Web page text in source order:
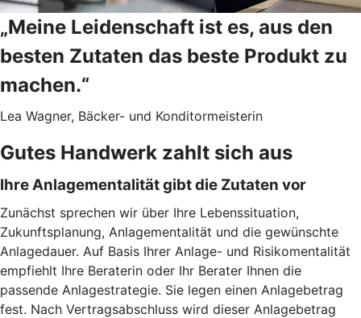
„Meine Leidenschaft ist es, aus den
besten Zutaten das beste Produkt zu
machen.“
Lea Wagner, Bäcker- und Konditormeisterin
Gutes Handwerk zahlt sich aus
Ihre Anlagementalität gibt die Zutaten vor
Zunächst sprechen wir über Ihre Lebenssituation,
Zukunftsplanung, Anlagementalität und die gewünschte
Anlagedauer. Auf Basis Ihrer Anlage- und Risikomentalität
empfiehlt Ihre Beraterin oder Ihr Berater Ihnen die
passende Anlagestrategie. Sie legen einen Anlagebetrag
fest. Nach Vertragsabschluss wird dieser Anlagebetrag